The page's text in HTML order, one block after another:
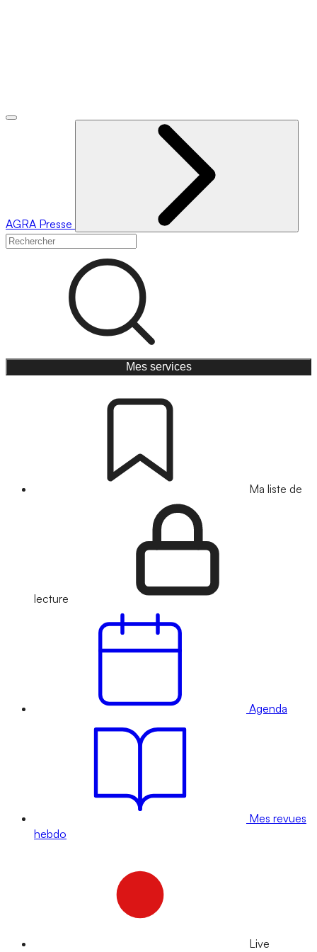
AGRA Presse
Mes services
Ma liste de
lecture
Agenda
Mes revues
hebdo
Live